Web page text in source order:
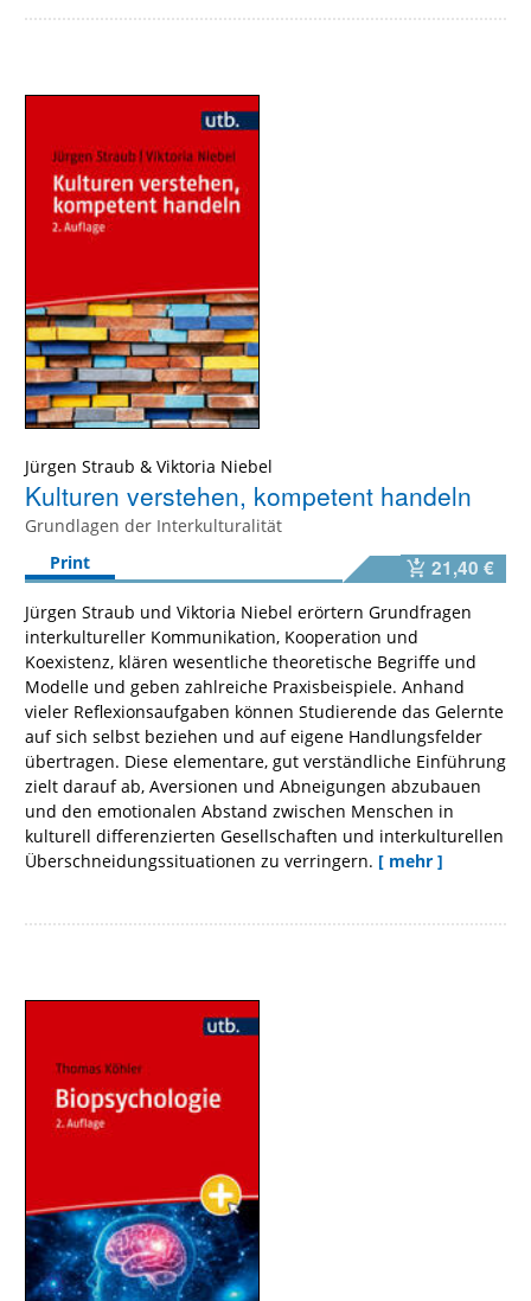
Jürgen Straub & Viktoria Niebel
Kulturen verstehen, kompetent handeln
Grundlagen der Interkulturalität
Print
21,40 €
Jürgen Straub und Viktoria Niebel erörtern Grundfragen
interkultureller Kommunikation, Kooperation und
Koexistenz, klären wesentliche theoretische Begriffe und
Modelle und geben zahlreiche Praxisbeispiele. Anhand
vieler Reflexionsaufgaben können Studierende das Gelernte
auf sich selbst beziehen und auf eigene Handlungsfelder
übertragen. Diese elementare, gut verständliche Einführung
zielt darauf ab, Aversionen und Abneigungen abzubauen
und den emotionalen Abstand zwischen Menschen in
kulturell differenzierten Gesellschaften und interkulturellen
Überschneidungssituationen zu verringern. [ mehr ]